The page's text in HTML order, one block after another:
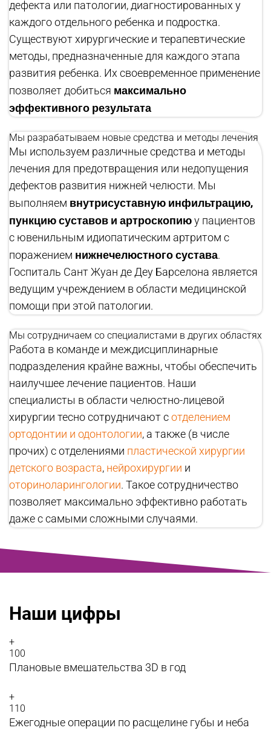
дефекта или патологии, диагностированных у
каждого отдельного ребенка и подростка.
Существуют хирургические и терапевтические
методы, предназначенные для каждого этапа
развития ребенка. Их своевременное применение
позволяет добиться максимально
эффективного результата
Мы разрабатываем новые средства и методы лечения
Мы используем различные средства и методы
лечения для предотвращения или недопущения
дефектов развития нижней челюсти. Мы
выполняем внутрисуставную инфильтрацию,
пункцию суставов и артроскопиюу пациентов
с ювенильным идиопатическим артритом с
поражением нижнечелюстного сустава.
Госпиталь Сант Жуан де Деу Барселона является
ведущим учреждением в области медицинской
помощи при этой патологии.
Мы сотрудничаем со специалистами в других областях
Работа в команде и междисциплинарные
подразделения крайне важны, чтобы обеспечить
наилучшее лечение пациентов. Наши
специалисты в области челюстно-лицевой
хирургии тесно сотрудничают сотделением
ортодонтии и одонтологии, а также (в числе
прочих) с отделениями пластической хирургии
детского возраста, нейрохирургии и
оториноларингологии. Такое сотрудничество
позволяет максимально эффективно работать
даже с самыми сложными случаями.
Наши цифры
+
100
Плановые вмешательства 3D в год
+
110
Ежегодные операции по расщелине губы и неба